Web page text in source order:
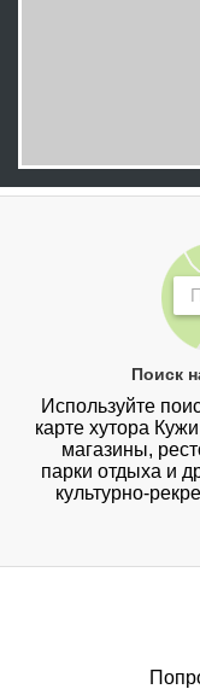
Поиск
Используйте
карте хутора
магазины,
парки отдыха и
культурно-